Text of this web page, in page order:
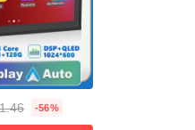
-56%